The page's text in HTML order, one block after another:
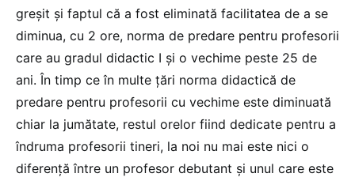
greșit și faptul că a fost eliminată facilitatea de a se
diminua, cu 2 ore, norma de predare pentru profesorii
care au gradul didactic I și o vechime peste 25 de
ani. În timp ce în multe țări norma didactică de
predare pentru profesorii cu vechime este diminuată
chiar la jumătate, restul orelor fiind dedicate pentru a
îndruma profesorii tineri, la noi nu mai este nici o
diferență între un profesor debutant și unul care este